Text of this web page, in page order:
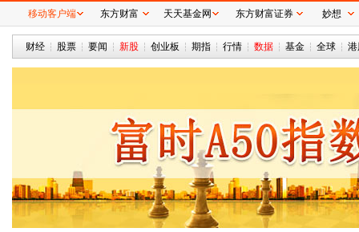
财经 股票 要闻 新股 创业板 期指 行情 数据 基金 全球
移动客户端 东方财富 天天基金网 东方财富证券 妙想